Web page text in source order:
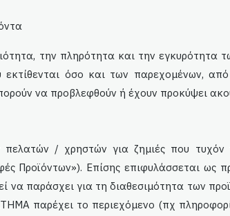
την πληρότητα και την εγκυρότητα
όσο και των παρεχομένων,
να προβλεφθούν ή έχουν προκύψει
/ χρηστών για ζημιές που
Προϊόντων»). Επίσης επιφυλάσσεται ως
να παράσχει για τη διαθεσιμότητα των
παρέχει το περιεχόμενο (πχ